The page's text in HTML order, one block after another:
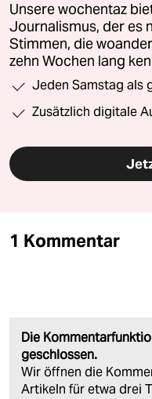
Unsere wochentaz
Journalismus, der es
Stimmen, die
zehn Wochen lang
Jeden Samstag als
Zusätzlich digitale
1 Kommentar
Die
geschlossen.
Wir öffnen die
Artikeln für etwa drei